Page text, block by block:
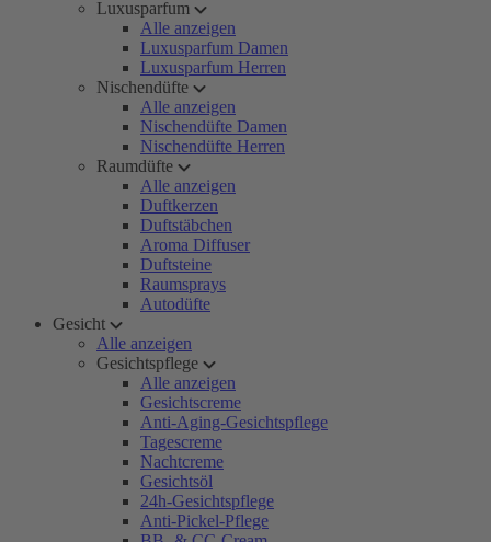
Luxusparfum
Alle anzeigen
Luxusparfum Damen
Luxusparfum Herren
Nischendüfte
Alle anzeigen
Nischendüfte Damen
Nischendüfte Herren
Raumdüfte
Alle anzeigen
Duftkerzen
Duftstäbchen
Aroma Diffuser
Duftsteine
Raumsprays
Autodüfte
Gesicht
Alle anzeigen
Gesichtspflege
Alle anzeigen
Gesichtscreme
Anti-Aging-Gesichtspflege
Tagescreme
Nachtcreme
Gesichtsöl
24h-Gesichtspflege
Anti-Pickel-Pflege